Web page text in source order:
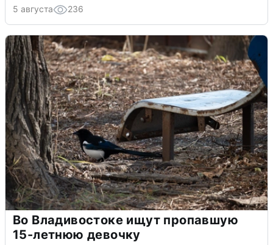
5 августа 236
Во Владивостоке ищут пропавшую
15-летнюю девочку